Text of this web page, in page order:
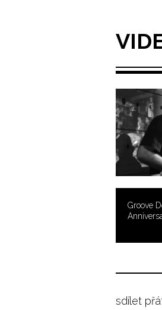
Groove
sdílet